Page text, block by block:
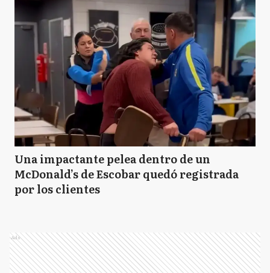
Una impactante pelea dentro de un
McDonald’s de Escobar quedó registrada
por los clientes
Ads